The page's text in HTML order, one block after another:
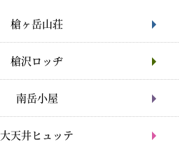
槍ヶ岳山荘
槍沢ロッヂ
南岳小屋
大天井ヒュッテ